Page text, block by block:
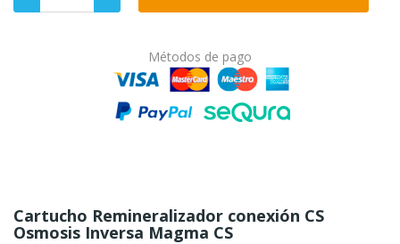
Métodos de pago
Cartucho Remineralizador conexión CS
Osmosis Inversa Magma CS